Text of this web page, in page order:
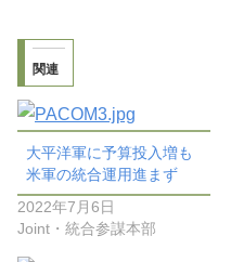
関連
大平洋軍に予算投入増も
米軍の統合運用進まず
2022年7月6日
Joint・統合参謀本部